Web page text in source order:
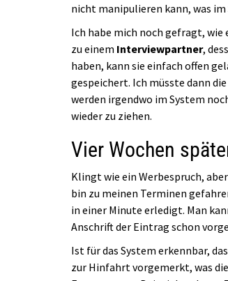
nicht manipulieren kann, was
Ich habe mich noch gefragt,
zu einem Interviewpartner,
haben, kann sie einfach offen
gespeichert. Ich müsste dann
werden irgendwo im System
wieder zu ziehen.
Vier Wochen
Klingt wie ein Werbespruch,
bin zu meinen Terminen
in einer Minute erledigt. Man
Anschrift der Eintrag schon
Ist für das System erkennbar,
zur Hinfahrt vorgemerkt, was